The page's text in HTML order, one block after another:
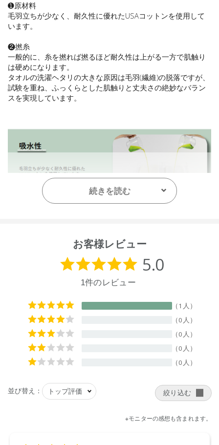
➊原材料
毛羽立ちが少なく、耐久性に優れたUSAコットンを使用して
います。
❷撚糸
一般的に、糸を撚れば撚るほど耐久性は上がる一方で肌触り
は硬めになります。
タオルの洗濯ヘタリの大きな原因は毛羽(繊維)の脱落ですが、
試験を重ね、ふっくらとした肌触りと丈夫さの絶妙なバラン
スを実現しています。
【ご使用方法】
●素材の特性上、色落ちや毛羽落ちします。
●くずとりネットと洗濯ネットを併用し、単独洗いをしてくだ
さい。
●塩素系漂白剤、蛍光増白剤入りの洗剤は使用しないでくださ
●濡らしたり、汗などで湿った状態のタオルを放置しますと、
他の製品に色移り・色落ちする場合があります。
続きを読む
お客様レビュー